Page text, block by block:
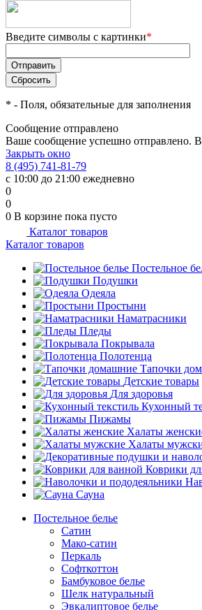
Введите символы с картинки*
* - Поля, обязательные для заполнения
Сообщение отправлено
Ваше сообщение успешно отправлено.
Закрыть окно
8 (495) 741-81-79
с 10:00 до 21:00 ежедневно
0
0
0 В корзине пока пусто
Каталог товаров
Каталог товаров
Постельное
Подушки
Одеяла
Простыни
Наматрасники
Пледы
Покрывала
Полотенца
Тапочки
Детские товары
Для здоровья
Кухонный
Пижамы
Халаты
Халаты
Коврики
Сауна
Постельное белье
Сатин
Мако-сатин
Перкаль
Софткоттон
Бамбуковое белье
Шелк натуральный
Эвкалиптовое белье